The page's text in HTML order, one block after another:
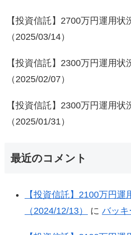
【投資信託】2700万円運用状
（2025/03/14）
【投資信託】2300万円運用状
（2025/02/07）
【投資信託】2300万円運用状
（2025/01/31）
最近のコメント
【投資信託】2100万円運
（2024/12/13）
に バッキ